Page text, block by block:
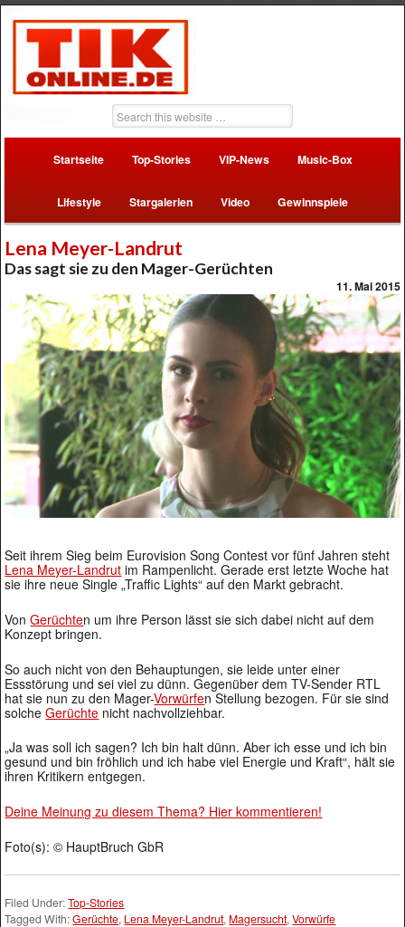
Startseite Top-Stories VIP-News Music-Box
Lifestyle Stargalerien Video Gewinnspiele
Lena Meyer-Landrut
Das sagt sie zu den Mager-Gerüchten
11. Mai 2015
Seit ihrem Sieg beim Eurovision Song Contest vor fünf Jahren steht
Lena Meyer-Landrut im Rampenlicht. Gerade erst letzte Woche hat
sie ihre neue Single „Traffic Lights“ auf den Markt gebracht.
VonGerüchten um ihre Person lässt sie sich dabei nicht auf dem
Konzept bringen.
So auch nicht von den Behauptungen, sie leide unter einer
Essstörung und sei viel zu dünn. Gegenüber dem TV-Sender RTL
hat sie nun zu den Mager-Vorwürfen Stellung bezogen. Für sie sind
solcheGerüchte nicht nachvollziehbar.
„Ja was soll ich sagen? Ich bin halt dünn. Aber ich esse und ich bin
gesund und bin fröhlich und ich habe viel Energie und Kraft“, hält sie
ihren Kritikern entgegen.
Deine Meinung zu diesem Thema? Hier kommentieren!
Foto(s): © HauptBruch GbR
Filed Under:Top-Stories
Tagged With:Gerüchte, Lena Meyer-Landrut, Magersucht,Vorwürfe